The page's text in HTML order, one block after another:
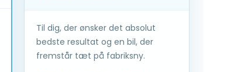
Til dig, der ønsker det absolut
bedste resultat og en bil, der
fremstår tæt på fabriksny.